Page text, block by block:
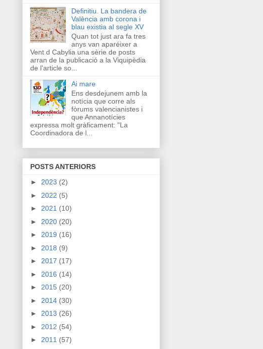
Definitiu. La bandera de
València amb corona i
blau existia al segle XV
Quan tot just ara fa tres
anys van aparéixer a
Vent d Cabylia una sèrie de posts
arran de la publicació a la Viquipèdia
de l'article so...
Ai mare
Ens desdejunem amb la
notícia que corre als
fòrums valencianistes i
que Annanotícies
expressa molt gràficament: "La
Coordinadora de l...
POSTS ANTERIORS
► 2023 (2)
► 2022 (5)
► 2021 (10)
► 2020 (20)
► 2019 (16)
► 2018 (9)
► 2017 (17)
► 2016 (14)
► 2015 (20)
► 2014 (30)
► 2013 (26)
► 2012 (54)
► 2011 (57)